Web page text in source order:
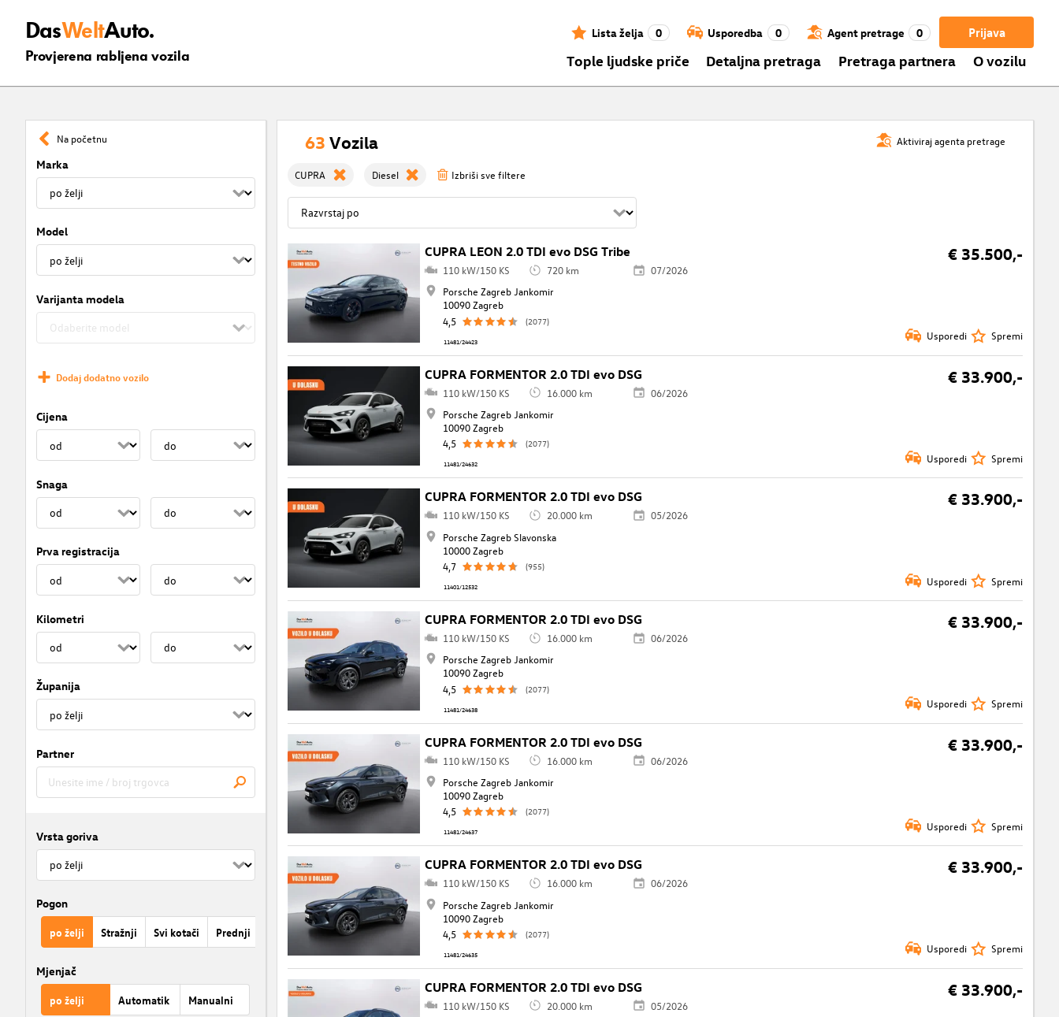
DasWeltAuto.
Provjerena rabljena vozila
Prijava
Lista želja 0 Usporedba 0 Agent pretrage 0
Tople ljudske priče Detaljna pretraga Pretraga partnera O vozilu
Na početnu
Marka
Model
Varijanta modela
Dodaj dodatno vozilo
Cijena
Snaga
Prva registracija
Kilometri
Županija
Partner
Vrsta goriva
Pogon
po želji Stražnji Svi kotači Prednji
Mjenjač
po želji Automatik Manualni
Aktiviraj agenta pretrage
63 Vozila
CUPRA Diesel Izbriši sve filtere
CUPRA LEON 2.0 TDI evo DSG Tribe € 35.500,-
110 kW/150 KS 720 km
07/2026
Porsche Zagreb Jankomir
10090 Zagreb
4,5
(2077)
11481/24423 Usporedi Spremi
CUPRA FORMENTOR 2.0 TDI evo DSG € 33.900,-
110 kW/150 KS 16.000 km
06/2026
Porsche Zagreb Jankomir
10090 Zagreb
4,5
(2077)
11481/24632 Usporedi Spremi
CUPRA FORMENTOR 2.0 TDI evo DSG € 33.900,-
110 kW/150 KS 20.000 km
05/2026
Porsche Zagreb Slavonska
10000 Zagreb
4,7
(955)
11401/12532 Usporedi Spremi
CUPRA FORMENTOR 2.0 TDI evo DSG € 33.900,-
110 kW/150 KS 16.000 km
06/2026
Porsche Zagreb Jankomir
10090 Zagreb
4,5
(2077)
11481/24638 Usporedi Spremi
CUPRA FORMENTOR 2.0 TDI evo DSG € 33.900,-
110 kW/150 KS 16.000 km
06/2026
Porsche Zagreb Jankomir
10090 Zagreb
4,5
(2077)
11481/24637 Usporedi Spremi
CUPRA FORMENTOR 2.0 TDI evo DSG € 33.900,-
110 kW/150 KS 16.000 km
06/2026
Porsche Zagreb Jankomir
10090 Zagreb
4,5
(2077)
11481/24635 Usporedi Spremi
CUPRA FORMENTOR 2.0 TDI evo DSG € 33.900,-
110 kW/150 KS 20.000 km
05/2026